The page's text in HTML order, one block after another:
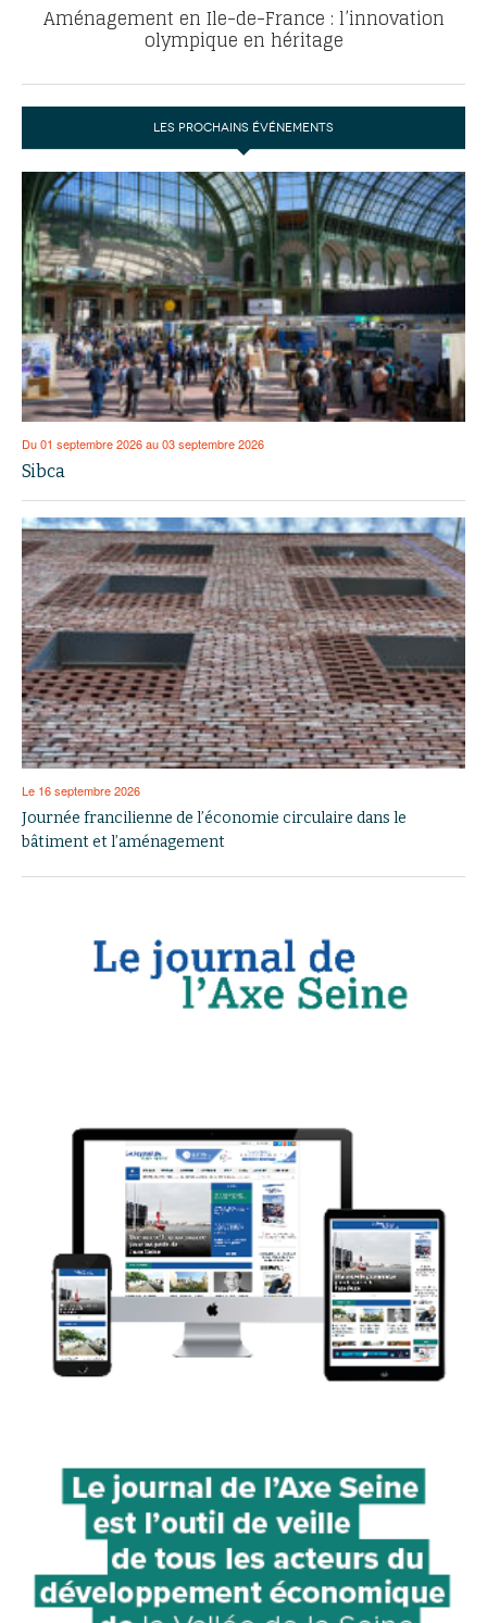
Aménagement en Ile-de-France : l’innovation
olympique en héritage
LES PROCHAINS ÉVÉNEMENTS
Du 01 septembre 2026 au 03 septembre 2026
Sibca
Le 16 septembre 2026
Journée francilienne de l’économie circulaire dans le
bâtiment et l’aménagement